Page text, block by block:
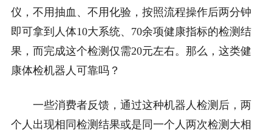
仪，不用抽血、不用化验，按照流程操作后两分钟
即可拿到人体10大系统、70余项健康指标的检测结
果，而完成这个检测仅需20元左右。那么，这类健
康体检机器人可靠吗？
一些消费者反馈，通过这种机器人检测后，两
个人出现相同检测结果或是同一个人两次检测大相